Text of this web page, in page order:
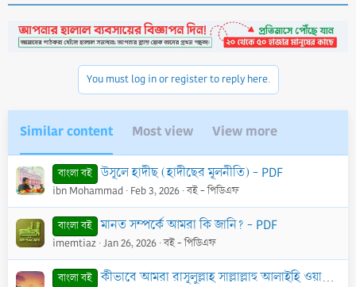
t
i
You must log in or register to reply here.
Similar content Most view View more
বাংলা বই উসূলে হাদীছ (হাদীছের মূলনীতি) - PDF
ibn Mohammad Feb 3, 2026 বই - পিডিএফ
বাংলা বই মানত সম্পর্কে আমরা কি জানি? - PDF
imemtiaz Jan 26, 2026 বই - পিডিএফ
বাংলা বই কীভাবে আমরা রাসূলুল্লাহ সাল্লাল্লাহু আলাইহি ওয়াসাল্লামকে ভালোবাসব? - PDF